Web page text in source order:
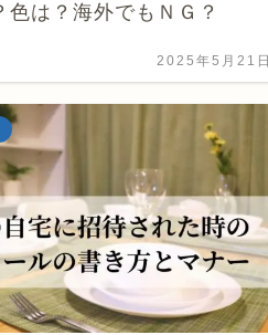
色は？海外でもＮＧ？
2025年5月21